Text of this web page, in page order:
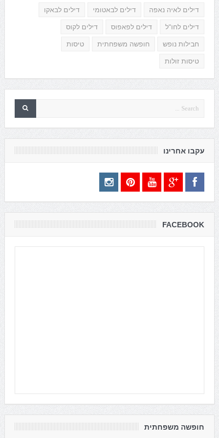
דילים לאיה נאפה דילים לבאטומי דילים לבאקו
דילים לחו"ל דילים לפאפוס דילים לקוס
חבילות נופש חופשה משפחתית טיסות
טיסות זולות
עקבו אחרינו
FACEBOOK
חופשה משפחתית